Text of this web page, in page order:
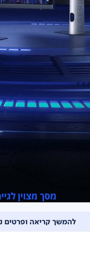
להמשך קריאה ופרטים